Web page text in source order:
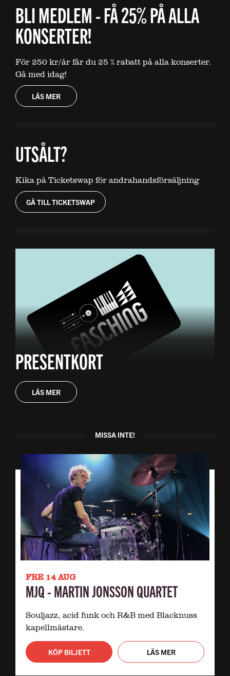
BLI MEDLEM - FÅ 25% PÅ ALLA
KONSERTER!
För 250 kr/år får du 25 % rabatt på alla konserter.
Gå med idag!
LÄS MER
UTSÅLT?
Kika på Ticketswap för andrahandsförsäljning
GÅ TILL TICKETSWAP
PRESENTKORT
LÄS MER
MISSA INTE!
FRE 14 AUG
MJQ - MARTIN JONSSON QUARTET
Souljazz, acid funk och R&B med Blacknuss
kapellmästare.
KÖP BILJETT LÄS MER